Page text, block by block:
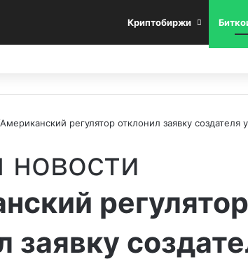
Криптобиржи
Американский регулятор отклонил заявку создателя
новости
регулятор
заявку